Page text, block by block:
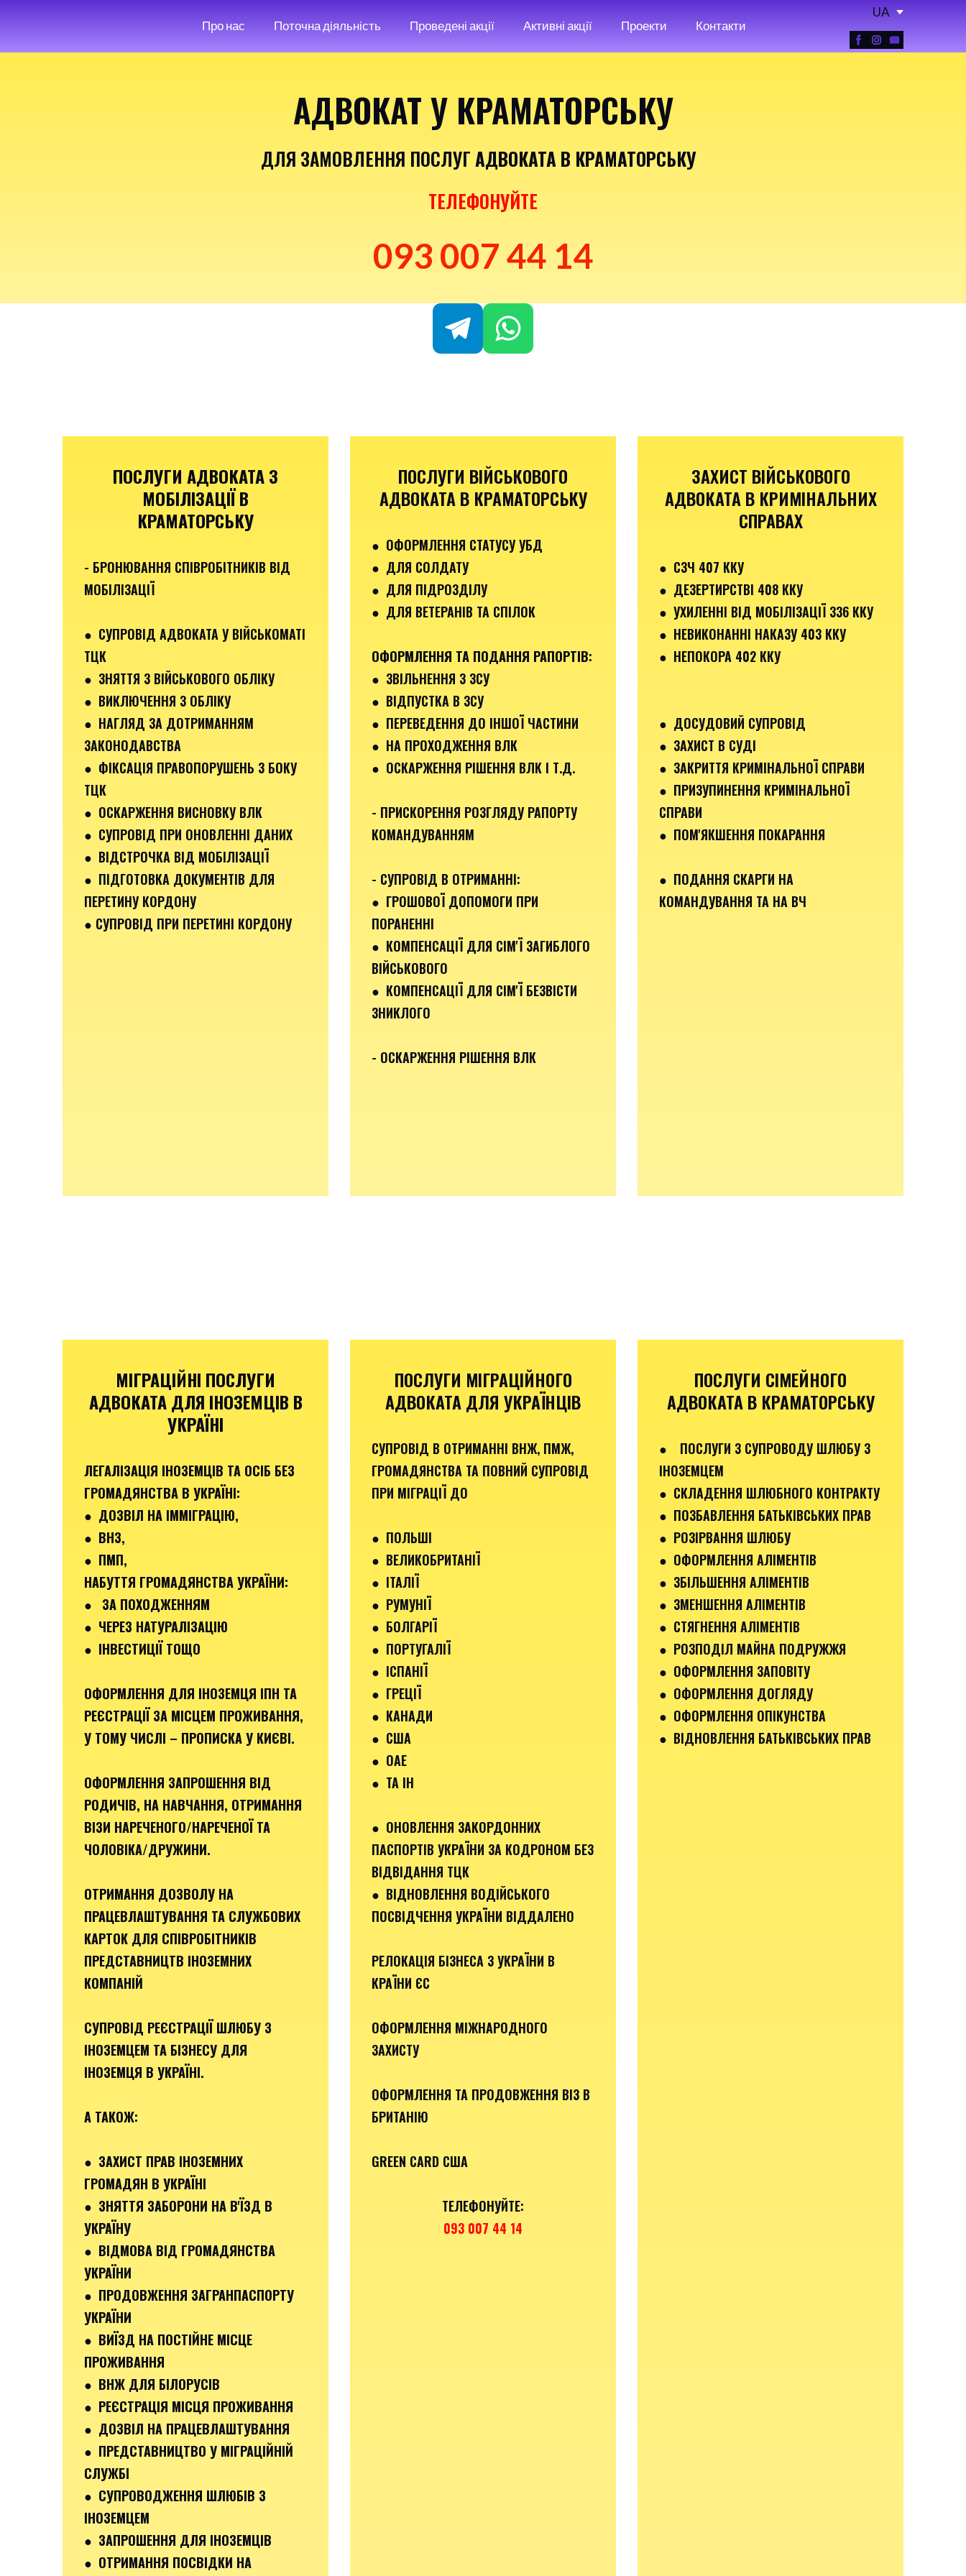
Про нас Поточна діяльність Проведені акції Активні акції Проекти Контакти
UA
АДВОКАТ У КРАМАТОРСЬКУ
ДЛЯ ЗАМОВЛЕННЯ ПОСЛУГАДВОКАТА В КРАМАТОРСЬКУ
ТЕЛЕФОНУЙТЕ
093 007 44 14
ПОСЛУГИ АДВОКАТА З
МОБІЛІЗАЦІЇ В
КРАМАТОРСЬКУ
- БРОНЮВАННЯ СПІВРОБІТНИКІВ ВІД
МОБІЛІЗАЦІЇ
● СУПРОВІД АДВОКАТА У ВІЙСЬКОМАТІ
ТЦК
● ЗНЯТТЯ З ВІЙСЬКОВОГО ОБЛІКУ
● ВИКЛЮЧЕННЯ З ОБЛІКУ
● НАГЛЯД ЗА ДОТРИМАННЯМ
ЗАКОНОДАВСТВА
● ФІКСАЦІЯ ПРАВОПОРУШЕНЬ З БОКУ
ТЦК
● ОСКАРЖЕННЯ ВИСНОВКУ ВЛК
● СУПРОВІД ПРИ ОНОВЛЕННІ ДАНИХ
● ВІДСТРОЧКА ВІД МОБІЛІЗАЦІЇ
● ПІДГОТОВКА ДОКУМЕНТІВ ДЛЯ
ПЕРЕТИНУ КОРДОНУ
● СУПРОВІД ПРИ ПЕРЕТИНІ КОРДОНУ
ПОСЛУГИ ВІЙСЬКОВОГО
АДВОКАТА В КРАМАТОРСЬКУ
● ОФОРМЛЕННЯ СТАТУСУ УБД
● ДЛЯ СОЛДАТУ
● ДЛЯ ПІДРОЗДІЛУ
● ДЛЯ ВЕТЕРАНІВ ТА СПІЛОК
ОФОРМЛЕННЯ ТА ПОДАННЯ РАПОРТІВ:
● ЗВІЛЬНЕННЯ З ЗСУ
● ВІДПУСТКА В ЗСУ
● ПЕРЕВЕДЕННЯ ДО ІНШОЇ ЧАСТИНИ
● НА ПРОХОДЖЕННЯ ВЛК
● ОСКАРЖЕННЯ РІШЕННЯ ВЛК І Т.Д.
- ПРИСКОРЕННЯ РОЗГЛЯДУ РАПОРТУ
КОМАНДУВАННЯМ
- СУПРОВІД В ОТРИМАННІ:
● ГРОШОВОЇ ДОПОМОГИ ПРИ
ПОРАНЕННІ
● КОМПЕНСАЦІЇ ДЛЯ СІМ'Ї ЗАГИБЛОГО
ВІЙСЬКОВОГО
● КОМПЕНСАЦІЇ ДЛЯ СІМ'Ї БЕЗВІСТИ
ЗНИКЛОГО
- ОСКАРЖЕННЯ РІШЕННЯ ВЛК
ЗАХИСТ ВІЙСЬКОВОГО
АДВОКАТА В КРИМІНАЛЬНИХ
СПРАВАХ
● СЗЧ 407 ККУ
● ДЕЗЕРТИРСТВІ 408 ККУ
● УХИЛЕННІ ВІД МОБІЛІЗАЦІЇ 336 ККУ
● НЕВИКОНАННІ НАКАЗУ 403 ККУ
● НЕПОКОРА 402 ККУ
● ДОСУДОВИЙ СУПРОВІД
● ЗАХИСТ В СУДІ
● ЗАКРИТТЯ КРИМІНАЛЬНОЇ СПРАВИ
● ПРИЗУПИНЕННЯ КРИМІНАЛЬНОЇ
СПРАВИ
● ПОМ'ЯКШЕННЯ ПОКАРАННЯ
● ПОДАННЯ СКАРГИ НА
КОМАНДУВАННЯ ТА НА ВЧ
МІГРАЦІЙНІ ПОСЛУГИ
АДВОКАТА ДЛЯ ІНОЗЕМЦІВ В
УКРАЇНІ
ЛЕГАЛІЗАЦІЯ ІНОЗЕМЦІВ ТА ОСІБ БЕЗ
ГРОМАДЯНСТВА В УКРАЇНІ:
● ДОЗВІЛ НА ІММІГРАЦІЮ,
● ВНЗ,
● ПМП,
НАБУТТЯ ГРОМАДЯНСТВА УКРАЇНИ:
● ЗА ПОХОДЖЕННЯМ
● ЧЕРЕЗ НАТУРАЛІЗАЦІЮ
● ІНВЕСТИЦІЇ ТОЩО
ОФОРМЛЕННЯ ДЛЯ ІНОЗЕМЦЯ ІПН ТА
РЕЄСТРАЦІЇ ЗА МІСЦЕМ ПРОЖИВАННЯ,
У ТОМУ ЧИСЛІ – ПРОПИСКА У КИЄВІ.
ОФОРМЛЕННЯ ЗАПРОШЕННЯ ВІД
РОДИЧІВ, НА НАВЧАННЯ, ОТРИМАННЯ
ВІЗИ НАРЕЧЕНОГО/НАРЕЧЕНОЇ ТА
ЧОЛОВІКА/ДРУЖИНИ.
ОТРИМАННЯ ДОЗВОЛУ НА
ПРАЦЕВЛАШТУВАННЯ ТА СЛУЖБОВИХ
КАРТОК ДЛЯ СПІВРОБІТНИКІВ
ПРЕДСТАВНИЦТВ ІНОЗЕМНИХ
КОМПАНІЙ
СУПРОВІД РЕЄСТРАЦІЇ ШЛЮБУ З
ІНОЗЕМЦЕМ ТА БІЗНЕСУ ДЛЯ
ІНОЗЕМЦЯ В УКРАЇНІ.
А ТАКОЖ:
● ЗАХИСТ ПРАВ ІНОЗЕМНИХ
ГРОМАДЯН В УКРАЇНІ
● ЗНЯТТЯ ЗАБОРОНИ НА В'ЇЗД В
УКРАЇНУ
● ВІДМОВА ВІД ГРОМАДЯНСТВА
УКРАЇНИ
● ПРОДОВЖЕННЯ ЗАГРАНПАСПОРТУ
УКРАЇНИ
● ВИЇЗД НА ПОСТІЙНЕ МІСЦЕ
ПРОЖИВАННЯ
● ВНЖ ДЛЯ БІЛОРУСІВ
● РЕЄСТРАЦІЯ МІСЦЯ ПРОЖИВАННЯ
● ДОЗВІЛ НА ПРАЦЕВЛАШТУВАННЯ
● ПРЕДСТАВНИЦТВО У МІГРАЦІЙНІЙ
СЛУЖБІ
● СУПРОВОДЖЕННЯ ШЛЮБІВ З
ІНОЗЕМЦЕМ
● ЗАПРОШЕННЯ ДЛЯ ІНОЗЕМЦІВ
● ОТРИМАННЯ ПОСВІДКИ НА
ПОСЛУГИ МІГРАЦІЙНОГО
АДВОКАТА ДЛЯ УКРАЇНЦІВ
СУПРОВІД В ОТРИМАННІ ВНЖ, ПМЖ,
ГРОМАДЯНСТВА ТА ПОВНИЙ СУПРОВІД
ПРИ МІГРАЦІЇ ДО
● ПОЛЬШІ
● ВЕЛИКОБРИТАНІЇ
● ІТАЛІЇ
● РУМУНІЇ
● БОЛГАРІЇ
● ПОРТУГАЛІЇ
● ІСПАНІЇ
● ГРЕЦІЇ
● КАНАДИ
● США
● ОАЕ
● ТА ІН
● ОНОВЛЕННЯ ЗАКОРДОННИХ
ПАСПОРТІВ УКРАЇНИ ЗА КОДРОНОМ БЕЗ
ВІДВІДАННЯ ТЦК
● ВІДНОВЛЕННЯ ВОДІЙСЬКОГО
ПОСВІДЧЕННЯ УКРАЇНИ ВІДДАЛЕНО
РЕЛОКАЦІЯ БІЗНЕСА З УКРАЇНИ В
КРАЇНИ ЄС
ОФОРМЛЕННЯ МІЖНАРОДНОГО
ЗАХИСТУ
ОФОРМЛЕННЯ ТА ПРОДОВЖЕННЯ ВІЗ В
БРИТАНІЮ
GREEN CARD США
ТЕЛЕФОНУЙТЕ:
093 007 44 14
ПОСЛУГИ СІМЕЙНОГО
АДВОКАТА В КРАМАТОРСЬКУ
●
ПОСЛУГИ З СУПРОВОДУ ШЛЮБУ З
ІНОЗЕМЦЕМ
● СКЛАДЕННЯ ШЛЮБНОГО КОНТРАКТУ
● ПОЗБАВЛЕННЯ БАТЬКІВСЬКИХ ПРАВ
● РОЗІРВАННЯ ШЛЮБУ
● ОФОРМЛЕННЯ АЛІМЕНТІВ
● ЗБІЛЬШЕННЯ АЛІМЕНТІВ
● ЗМЕНШЕННЯ АЛІМЕНТІВ
● СТЯГНЕННЯ АЛІМЕНТІВ
● РОЗПОДІЛ МАЙНА ПОДРУЖЖЯ
● ОФОРМЛЕННЯ ЗАПОВІТУ
● ОФОРМЛЕННЯ ДОГЛЯДУ
● ОФОРМЛЕННЯ ОПІКУНСТВА
● ВІДНОВЛЕННЯ БАТЬКІВСЬКИХ ПРАВ